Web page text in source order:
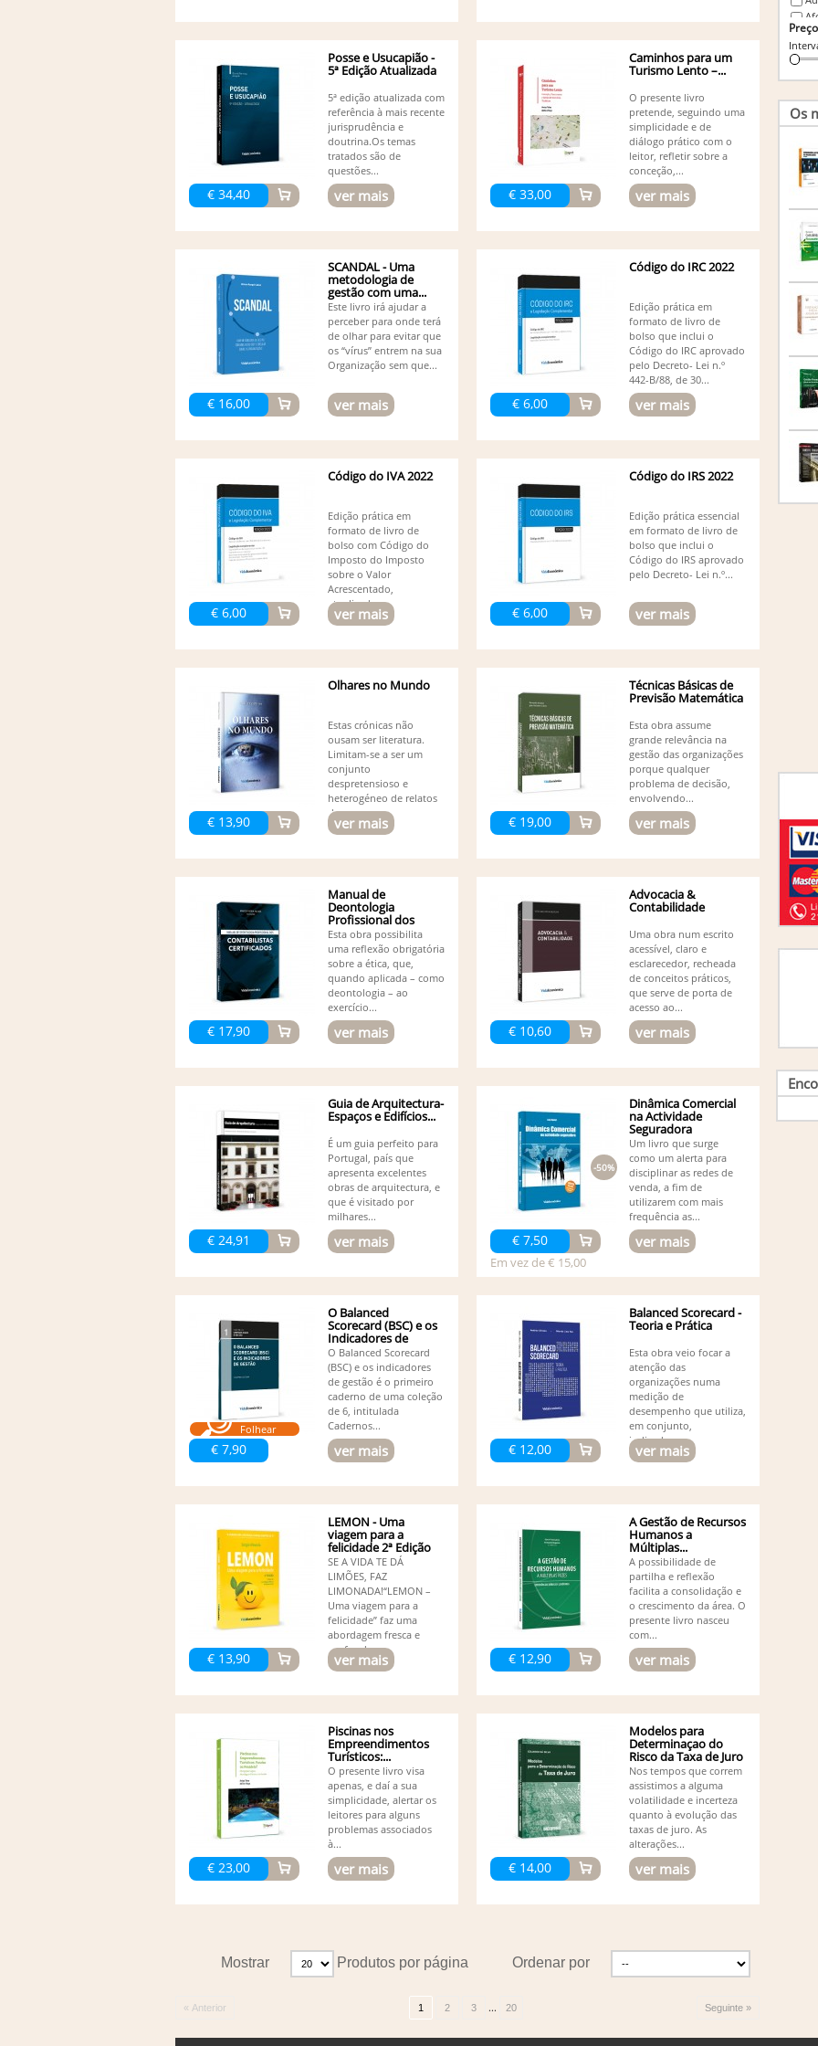
€ 34,40
Posse e Usucapião -
5ª Edição Atualizada
5ª edição atualizada com
referência à mais recente
jurisprudência e
doutrina.Os temas
tratados são de
questões...
ver mais € 33,00
Caminhos para um
Turismo Lento –...
O presente livro
pretende, seguindo uma
simplicidade e de
diálogo prático com o
leitor, refletir sobre a
conceção,...
ver mais
€ 16,00
SCANDAL - Uma
metodologia de
gestão com uma...
Este livro irá ajudar a
perceber para onde terá
de olhar para evitar que
os “vírus” entrem na sua
Organização sem que...
ver mais € 6,00
Código do IRC 2022
Edição prática em
formato de livro de
bolso que inclui o
Código do IRC aprovado
pelo Decreto- Lei n.º
442-B/88, de 30...
ver mais
€ 6,00
Código do IVA 2022
Edição prática em
formato de livro de
bolso com Código do
Imposto do Imposto
sobre o Valor
Acrescentado,
atualizado...
ver mais € 6,00
Código do IRS 2022
Edição prática essencial
em formato de livro de
bolso que inclui o
Código do IRS aprovado
pelo Decreto- Lei n.º...
ver mais
€ 13,90
Olhares no Mundo
Estas crónicas não
ousam ser literatura.
Limitam-se a ser um
conjunto
despretensioso e
heterogéneo de relatos
de...
ver mais € 19,00
Técnicas Básicas de
Previsão Matemática
Esta obra assume
grande relevância na
gestão das organizações
porque qualquer
problema de decisão,
envolvendo...
ver mais
€ 17,90
Manual de
Deontologia
Profissional dos
Contabilistas...
Esta obra possibilita
uma reflexão obrigatória
sobre a ética, que,
quando aplicada – como
deontologia – ao
exercício...
ver mais € 10,60
Advocacia &
Contabilidade
Uma obra num escrito
acessível, claro e
esclarecedor, recheada
de conceitos práticos,
que serve de porta de
acesso ao...
ver mais
€ 24,91
Guia de Arquitectura-
Espaços e Edifícios...
É um guia perfeito para
Portugal, país que
apresenta excelentes
obras de arquitectura, e
que é visitado por
milhares...
ver mais € 7,50
Em vez de € 15,00
-50%
Dinâmica Comercial
na Actividade
Seguradora
Um livro que surge
como um alerta para
disciplinar as redes de
venda, a fim de
utilizarem com mais
frequência as...
ver mais
Folhear
€ 7,90
O Balanced
Scorecard (BSC) e os
Indicadores de
Gestão
O Balanced Scorecard
(BSC) e os indicadores
de gestão é o primeiro
caderno de uma coleção
de 6, intitulada
Cadernos...
ver mais € 12,00
Balanced Scorecard -
Teoria e Prática
Esta obra veio focar a
atenção das
organizações numa
medição de
desempenho que utiliza,
em conjunto,
indicadores...
ver mais
€ 13,90
LEMON - Uma
viagem para a
felicidade 2ª Edição
SE A VIDA TE DÁ
LIMÕES, FAZ
LIMONADA!“LEMON –
Uma viagem para a
felicidade” faz uma
abordagem fresca e
profunda...
ver mais € 12,90
A Gestão de Recursos
Humanos a
Múltiplas...
A possibilidade de
partilha e reflexão
facilita a consolidação e
o crescimento da área. O
presente livro nasceu
com...
ver mais
€ 23,00
Piscinas nos
Empreendimentos
Turísticos:...
O presente livro visa
apenas, e daí a sua
simplicidade, alertar os
leitores para alguns
problemas associados
à...
ver mais € 14,00
Modelos para
Determinaçao do
Risco da Taxa de Juro
Nos tempos que correm
assistimos a alguma
volatilidade e incerteza
quanto à evolução das
taxas de juro. As
alterações...
ver mais
Ordenar por
Mostrar Produtos por página
« Anterior 1 2 3 ... 20 Seguinte »
Peres
(1)
Preço
Os